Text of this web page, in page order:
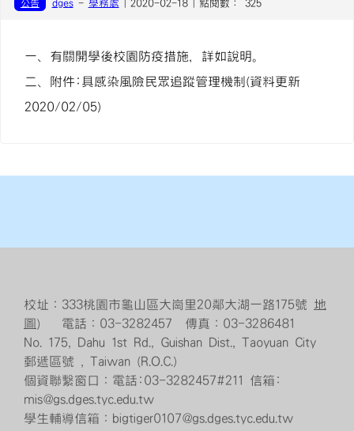
公告 dges- 學務處 | 2020-02-18 | 點閱數： 325
一、有關開學後校園防疫措施，詳如說明。
二、附件:具感染風險民眾追蹤管理機制(資料更新
2020/02/05)
校址：333桃園市龜山區大崗里20鄰大湖一路175號 地
圖） 電話：03-3282457 傳真：03-3286481
No. 175, Dahu 1st Rd., Guishan Dist., Taoyuan City
郵遞區號 , Taiwan (R.O.C.)
個資聯繫窗口：電話:03-3282457#211 信箱:
mis@gs.dges.tyc.edu.tw
學生輔導信箱：bigtiger0107@gs.dges.tyc.edu.tw